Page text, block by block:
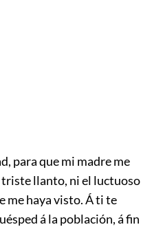
para que mi madre me
triste llanto, ni el luctuoso
me haya visto. Á ti te
á la población, á fin